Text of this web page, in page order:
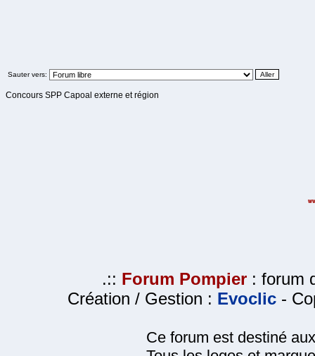
Sauter vers:
Concours SPP Capoal externe et région
.:: Forum Pompier : forum
Création / Gestion : Evoclic -
Ce forum est destiné